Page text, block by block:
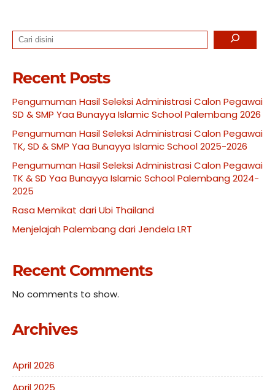
Search
Recent Posts
Pengumuman Hasil Seleksi Administrasi Calon Pegawai
SD & SMP Yaa Bunayya Islamic School Palembang 2026
Pengumuman Hasil Seleksi Administrasi Calon Pegawai
TK, SD & SMP Yaa Bunayya Islamic School 2025-2026
Pengumuman Hasil Seleksi Administrasi Calon Pegawai
TK & SD Yaa Bunayya Islamic School Palembang 2024-
2025
Rasa Memikat dari Ubi Thailand
Menjelajah Palembang dari Jendela LRT
Recent Comments
No comments to show.
Archives
April 2026
April 2025